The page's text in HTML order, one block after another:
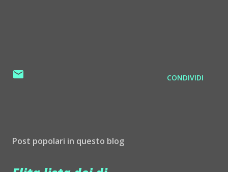
CONDIVIDI
Post popolari in questo blog